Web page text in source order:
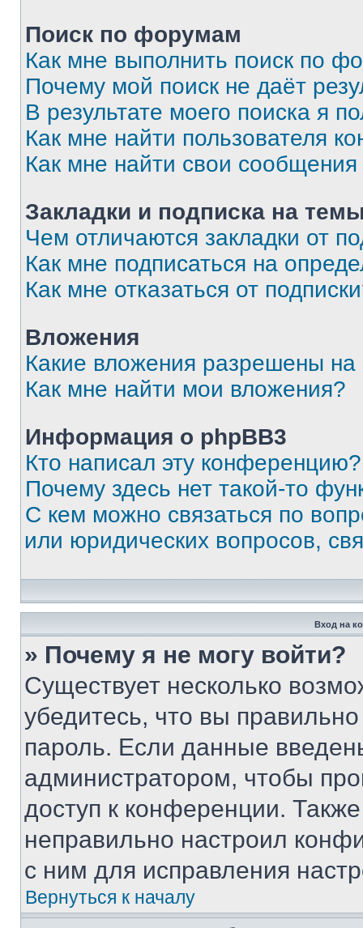
Поиск по форумам
Как мне выполнить поиск по
Почему мой поиск не даёт
В результате моего поиска я
Как мне найти пользователя
Как мне найти свои
Закладки и подписка на
Чем отличаются закладки от
Как мне подписаться на
Как мне отказаться от
Вложения
Какие вложения разрешены
Как мне найти мои вложения?
Информация о phpBB3
Кто написал эту конференцию?
Почему здесь нет такой-то
С кем можно связаться по
или юридических вопросов,
Вход на
» Почему я не могу войти?
Существует несколько
убедитесь, что вы
пароль. Если данные
администратором, чтобы
доступ к конференции.
неправильно настроил
с ним для исправления
Вернуться к началу